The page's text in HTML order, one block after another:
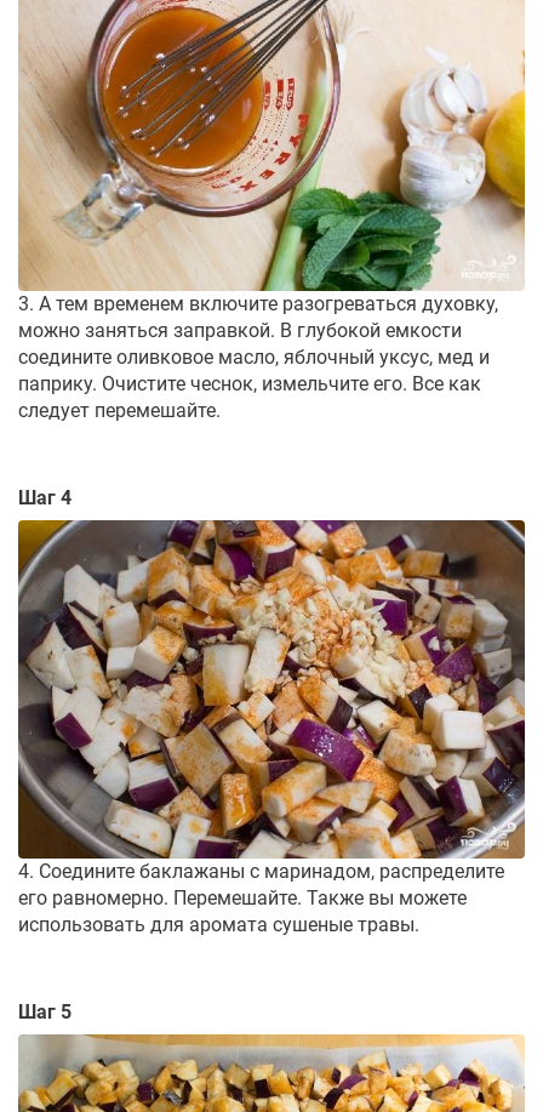
3. А тем временем включите разогреваться духовку,
можно заняться заправкой. В глубокой емкости
соедините оливковое масло, яблочный уксус, мед и
паприку. Очистите чеснок, измельчите его. Все как
следует перемешайте.
Шаг 4
4. Соедините баклажаны с маринадом, распределите
его равномерно. Перемешайте. Также вы можете
использовать для аромата сушеные травы.
Шаг 5